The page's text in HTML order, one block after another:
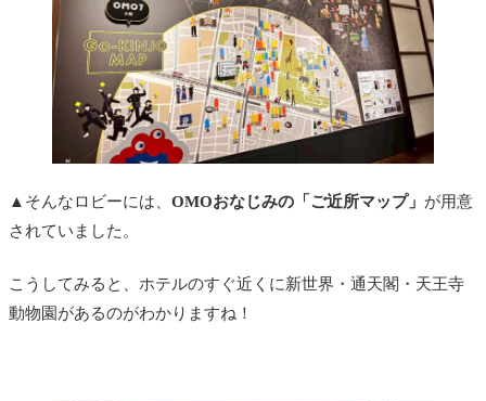
▲そんなロビーには、 OMOおなじみの「ご近所マップ」 が用意
されていました。
こうしてみると、ホテルのすぐ近くに新世界・通天閣・天王寺
動物園があるのがわかりますね！